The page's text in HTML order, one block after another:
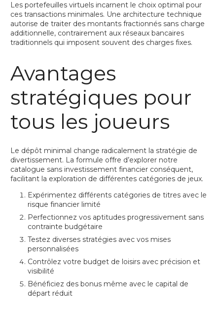
Les portefeuilles virtuels incarnent le choix optimal pour
ces transactions minimales. Une architecture technique
autorise de traiter des montants fractionnés sans charge
additionnelle, contrairement aux réseaux bancaires
traditionnels qui imposent souvent des charges fixes.
Avantages
stratégiques pour
tous les joueurs
Le dépôt minimal change radicalement la stratégie de
divertissement. La formule offre d’explorer notre
catalogue sans investissement financier conséquent,
facilitant la exploration de différentes catégories de jeux.
Expérimentez différents catégories de titres avec le
risque financier limité
Perfectionnez vos aptitudes progressivement sans
contrainte budgétaire
Testez diverses stratégies avec vos mises
personnalisées
Contrôlez votre budget de loisirs avec précision et
visibilité
Bénéficiez des bonus même avec le capital de
départ réduit